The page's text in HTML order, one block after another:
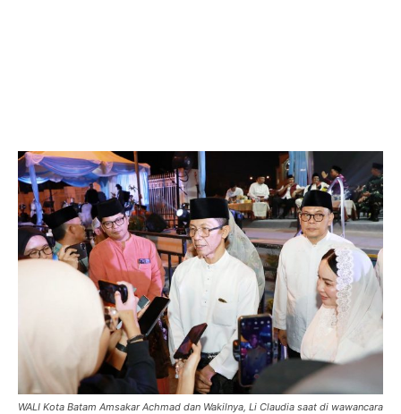
WALI Kota Batam Amsakar Achmad dan Wakilnya, Li Claudia saat di wawancara